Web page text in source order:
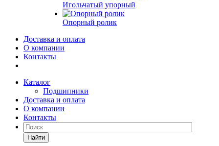
Игольчатый упорный
Опорный ролик
Доставка и оплата
О компании
Контакты
Каталог
Подшипники
Доставка и оплата
О компании
Контакты
Найти